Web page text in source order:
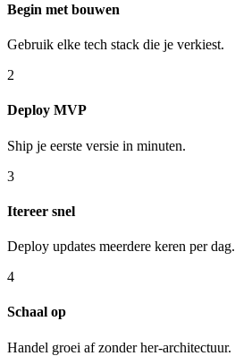
Begin met bouwen
Gebruik elke tech stack die je verkiest.
2
Deploy MVP
Ship je eerste versie in minuten.
3
Itereer snel
Deploy updates meerdere keren per dag.
4
Schaal op
Handel groei af zonder her-architectuur.